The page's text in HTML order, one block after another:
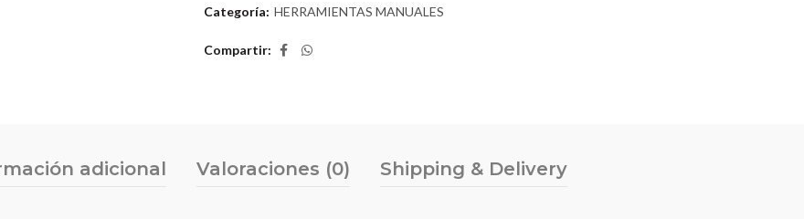
Categoría: HERRAMIENTAS MANUALES
Compartir
adicional Valoraciones (0) Shipping & Delivery